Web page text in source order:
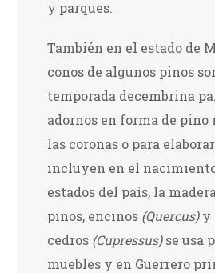
y parques.
También en el estado de
conos de algunos pinos
temporada decembrina
adornos en forma de pino
las coronas o para
incluyen en el
estados del país, la
pinos, encinos (Quercus)y
cedros (Cupressus)se usa
muebles y en Guerrero